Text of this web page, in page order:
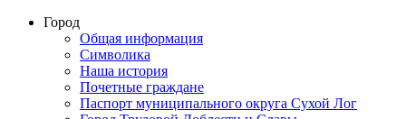
Город
Общая информация
Символика
Наша история
Почетные граждане
Паспорт муниципального округа Сухой Лог